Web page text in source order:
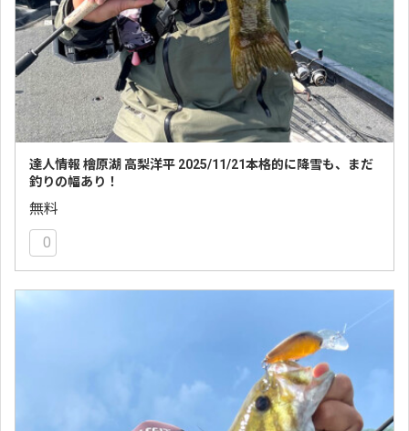
達人情報 檜原湖 高梨洋平 2025/11/21本格的に降雪も、まだ
釣りの幅あり！
無料
0